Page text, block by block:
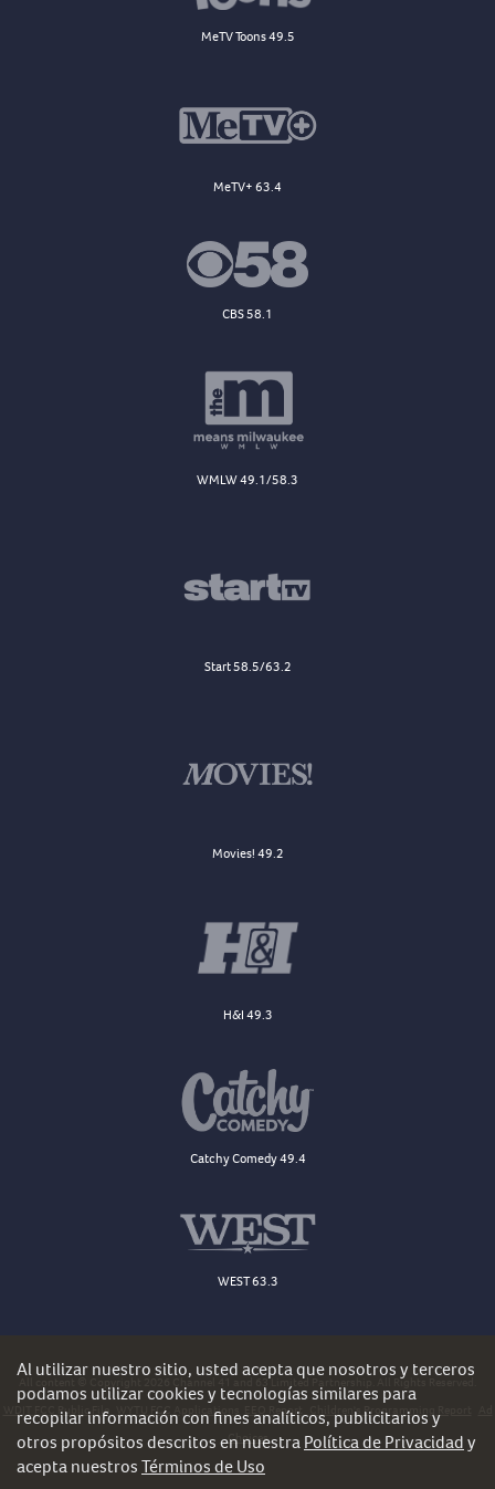
MeTV Toons 49.5
MeTV+ 63.4
CBS 58.1
WMLW 49.1/58.3
Start 58.5/63.2
Movies! 49.2
H&I 49.3
Catchy Comedy 49.4
WEST 63.3
All content © Copyright 2026 Channel 41 and 63 Limited Partnership. All Rights Reserved.
WDJT FCC Public File
WYTU FCC Applications EEO Report Children's Programming Report
Choices
Al utilizar nuestro sitio, usted acepta que nosotros y terceros
podamos utilizar cookies y tecnologías similares para
recopilar información con fines analíticos, publicitarios y
otros propósitos descritos en nuestraPolítica de Privacidady
acepta nuestrosTérminos de Uso